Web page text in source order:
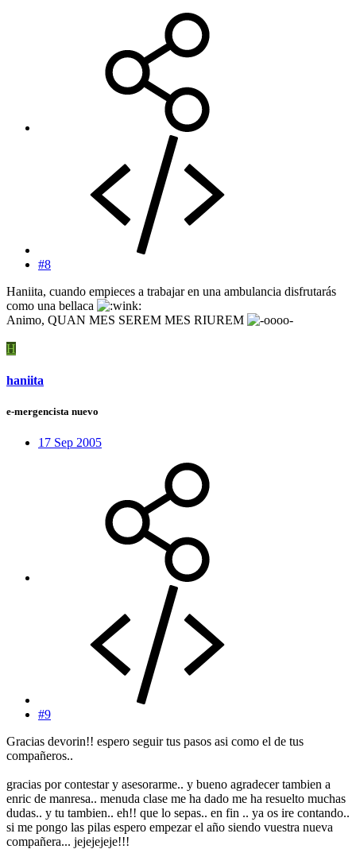
#8
Haniita, cuando empieces a trabajar en una ambulancia disfrutarás
como una bellaca
Animo, QUAN MES SEREM MES RIUREM
H
haniita
e-mergencista nuevo
17 Sep 2005
#9
Gracias devorin!! espero seguir tus pasos asi como el de tus
compañeros..
gracias por contestar y asesorarme.. y bueno agradecer tambien a
enric de manresa.. menuda clase me ha dado me ha resuelto muchas
dudas.. y tu tambien.. eh!! que lo sepas.. en fin .. ya os ire contando..
si me pongo las pilas espero empezar el año siendo vuestra nueva
compañera... jejejejeje!!!